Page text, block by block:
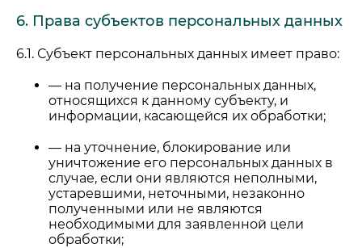
6. Права субъектов персональных данных
6.1. Субъект персональных данных имеет право:
— на получение персональных данных,
относящихся к данному субъекту, и
информации, касающейся их обработки;
— на уточнение, блокирование или
уничтожение его персональных данных в
случае, если они являются неполными,
устаревшими, неточными, незаконно
полученными или не являются
необходимыми для заявленной цели
обработки;